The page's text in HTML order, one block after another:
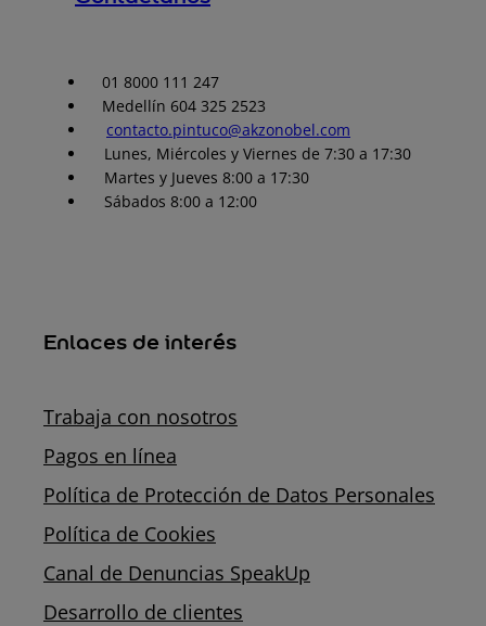
01 8000 111 247
Medellín 604 325 2523
contacto.pintuco@akzonobel.com
Lunes, Miércoles y Viernes de 7:30 a 17:30
Martes y Jueves 8:00 a 17:30
Sábados 8:00 a 12:00
Enlaces de interés
Trabaja con nosotros
Pagos en línea
Política de Protección de Datos Personales
Política de Cookies
Canal de Denuncias SpeakUp
Desarrollo de clientes